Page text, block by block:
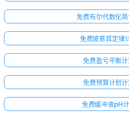
免费布尔代数化
免费玻意耳定律
免费盈亏平衡
免费预算计划
免费缓冲液pH